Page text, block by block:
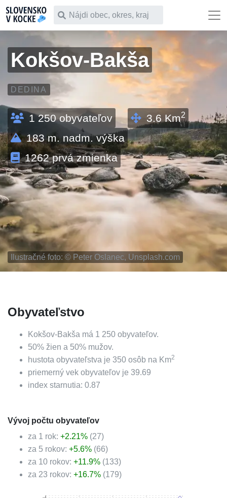
Čo chceš vyhľadať
Kokšov-Bakša
DEDINA
1 250obyvateľov 3.6 Km2
183m. nadm. výška
1262prvá zmienka
Ilustračné foto: © Peter Oslanec, Unsplash.com
Obyvateľstvo
Kokšov-Bakša má 1 250 obyvateľov.
50% žien a 50% mužov.
hustota obyvateľstva je 350 osôb na Km2
priemerný vek obyvateľov je 39.69
index starnutia: 0.87
Vývoj počtu obyvateľov
za 1 rok: +2.21% (27)
za 5 rokov: +5.6% (66)
za 10 rokov: +11.9% (133)
za 23 rokov: +16.7% (179)